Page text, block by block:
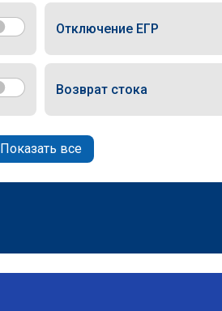
Отключение ЕГР
Возврат стока
Показать все